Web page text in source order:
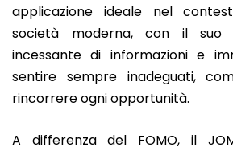
applicazione ideale nel
società moderna, con il suo
incessante di informazioni e
sentire sempre inadeguati,
rincorrere ogni opportunità.
A differenza del FOMO, il